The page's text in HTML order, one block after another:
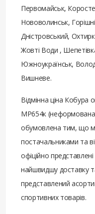
Первомайськ,
Нововолинськ,
Дністровський,
Жовті Води ,
Южноукраїнськ,
Вишневе.
Відмінна ціна
МР654к
обумовлена ​​тим, що
постачальниками та
офіційно
найшвидшу доставку
представлений
спортивних товарів.